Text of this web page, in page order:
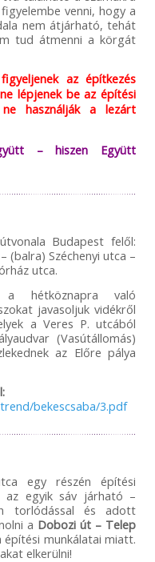
venni, hogy a
nem átjárható, tehát
tud átmenni a körgát
az építkezés
lépjenek be az építési
használják a lezárt
– hiszen Együtt
Budapest felől:
(balra) Széchenyi utca –
utca.
a hétköznapra való
javasoljuk vidékről
a Veres P. utcából
(Vasútállomás)
az Előre pálya
bekescsaba/3.pdf
egy részén építési
az egyik sáv járható –
torlódással és adott
a Dobozi út – Telep
munkálatai miatt.
elkerülni!